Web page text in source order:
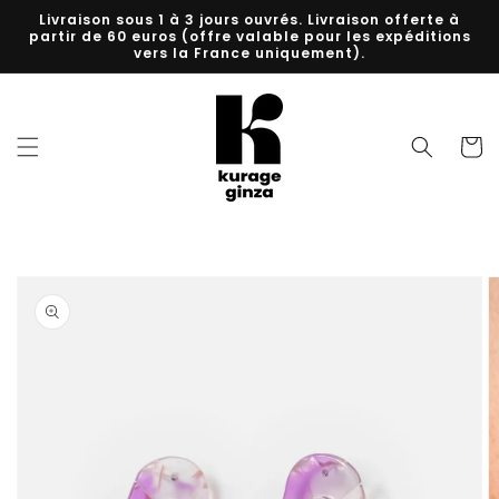
passer
au
Livraison sous 1 à 3 jours ouvrés. Livraison offerte à
partir de 60 euros (offre valable pour les expéditions
vers la France uniquement).
Panier
informations
produits